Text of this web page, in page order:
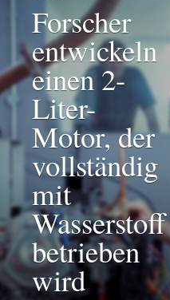
Forscher
entwickeln
einen 2-
Liter-
Motor, der
vollständig
mit
Wasserstoff
betrieben
wird